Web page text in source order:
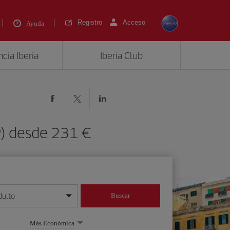
Ayuda Registro Acceso
Iberia Iberia Club
desde 231 €
mes/año
Buscar
Más Económica